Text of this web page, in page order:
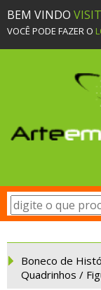
BEM VINDO
VOCÊ PODE FAZER O
Boneco de
Quadrinhos /